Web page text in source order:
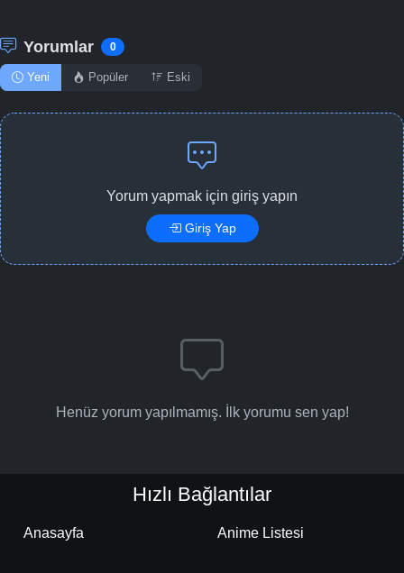
Yorumlar 0
Yeni Popüler Eski
Yorum yapmak için giriş yapın
Giriş Yap
Henüz yorum yapılmamış. İlk yorumu sen yap!
Hızlı Bağlantılar
Anasayfa Anime Listesi